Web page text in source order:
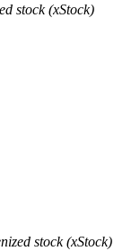
gagner un
stock (xStock)
stock (xStock)